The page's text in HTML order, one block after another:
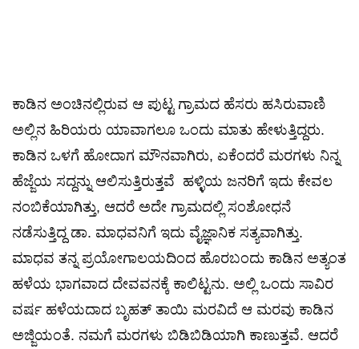
ಕಾಡಿನ ಅಂಚಿನಲ್ಲಿರುವ ಆ ಪುಟ್ಟ ಗ್ರಾಮದ ಹೆಸರು ಹಸಿರುವಾಣಿ
ಅಲ್ಲಿನ ಹಿರಿಯರು ಯಾವಾಗಲೂ ಒಂದು ಮಾತು ಹೇಳುತ್ತಿದ್ದರು.
ಕಾಡಿನ ಒಳಗೆ ಹೋದಾಗ ಮೌನವಾಗಿರು, ಏಕೆಂದರೆ ಮರಗಳು ನಿನ್ನ
ಹೆಜ್ಜೆಯ ಸದ್ದನ್ನು ಆಲಿಸುತ್ತಿರುತ್ತವೆ ಹಳ್ಳಿಯ ಜನರಿಗೆ ಇದು ಕೇವಲ
ನಂಬಿಕೆಯಾಗಿತ್ತು, ಆದರೆ ಅದೇ ಗ್ರಾಮದಲ್ಲಿ ಸಂಶೋಧನೆ
ನಡೆಸುತ್ತಿದ್ದ ಡಾ. ಮಾಧವನಿಗೆ ಇದು ವೈಜ್ಞಾನಿಕ ಸತ್ಯವಾಗಿತ್ತು.
ಮಾಧವ ತನ್ನ ಪ್ರಯೋಗಾಲಯದಿಂದ ಹೊರಬಂದು ಕಾಡಿನ ಅತ್ಯಂತ
ಹಳೆಯ ಭಾಗವಾದ ದೇವವನಕ್ಕೆ ಕಾಲಿಟ್ಟನು. ಅಲ್ಲಿ ಒಂದು ಸಾವಿರ
ವರ್ಷ ಹಳೆಯದಾದ ಬೃಹತ್ ತಾಯಿ ಮರವಿದೆ ಆ ಮರವು ಕಾಡಿನ
ಅಜ್ಜಿಯಂತೆ. ನಮಗೆ ಮರಗಳು ಬಿಡಿಬಿಡಿಯಾಗಿ ಕಾಣುತ್ತವೆ. ಆದರೆ